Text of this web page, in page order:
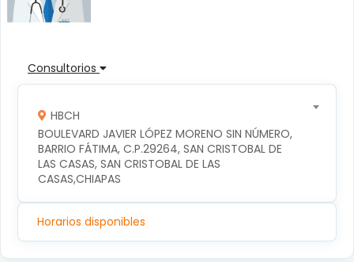
Consultorios
HBCH
BOULEVARD JAVIER LÓPEZ MORENO SIN NÚMERO,
BARRIO FÁTIMA, C.P.29264, SAN CRISTOBAL DE
LAS CASAS, SAN CRISTOBAL DE LAS
CASAS,CHIAPAS
Horarios disponibles